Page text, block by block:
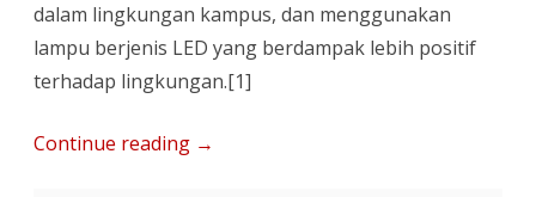
dalam lingkungan kampus, dan menggunakan
lampu berjenis LED yang berdampak lebih positif
terhadap lingkungan.[1]
Continue reading →